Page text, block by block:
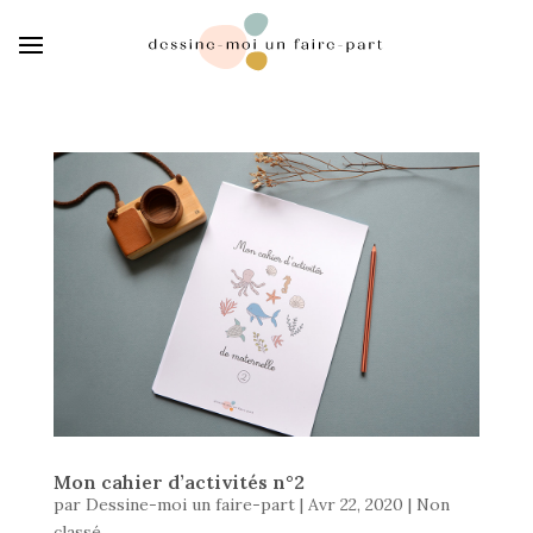
Mon cahier d’activités n°2
par Dessine-moi un faire-part| Avr 22, 2020 | Non